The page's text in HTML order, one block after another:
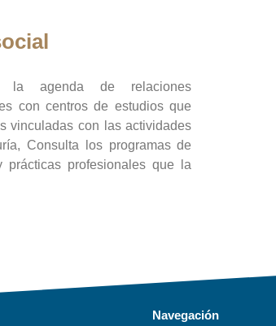
la agenda de relaciones
con centros de estudios que
vinculadas con las actividades
Consulta los programas de
prácticas profesionales que la
Navegación